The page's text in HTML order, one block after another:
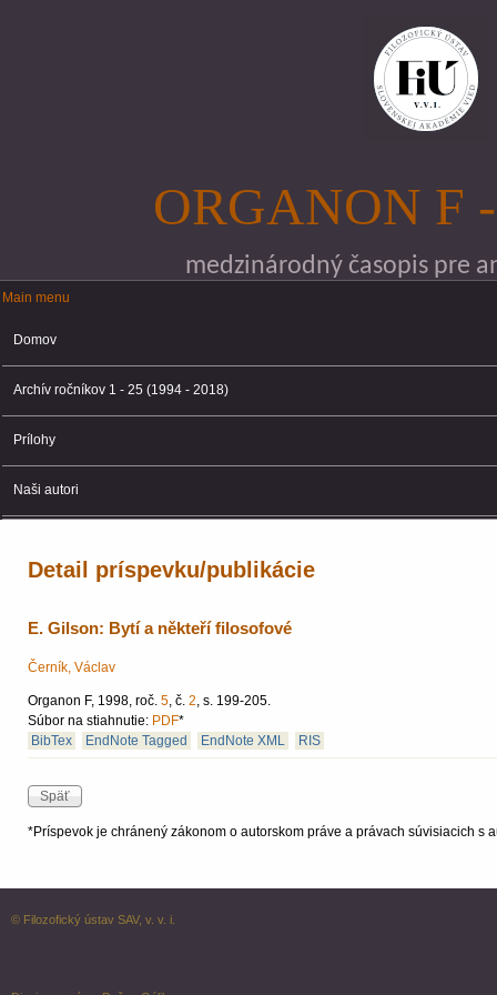
ORGANON F
medzinárodný časopis pre
Main menu
Main menu
Domov
Archív ročníkov 1 - 25 (1994 - 2018)
Prílohy
Naši autori
Detail príspevku/publikácie
E. Gilson: Bytí a někteří filosofové
Černík, Václav
Organon F, 1998, roč. 5, č. 2, s. 199-205.
Súbor na stiahnutie: PDF*
BibTex
EndNote Tagged EndNote XML RIS
*Príspevok je chránený zákonom o autorskom práve a právach súvisiacich s
© Filozofický ústav SAV, v. v. i.